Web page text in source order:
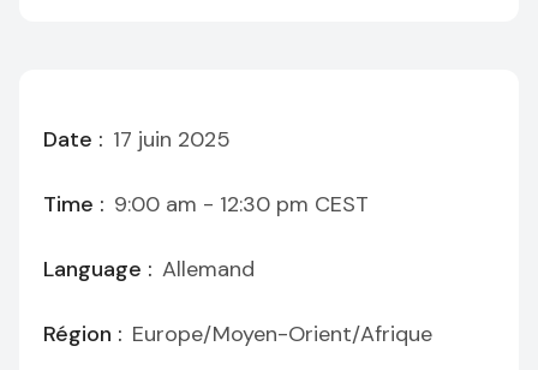
Date : 17 juin 2025
Time : 9:00 am - 12:30 pm CEST
Language : Allemand
Région : Europe/Moyen-Orient/Afrique